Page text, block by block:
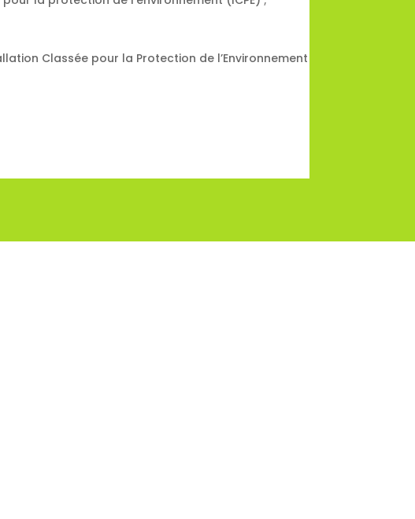
Classée pour la Protection de l’Environnement